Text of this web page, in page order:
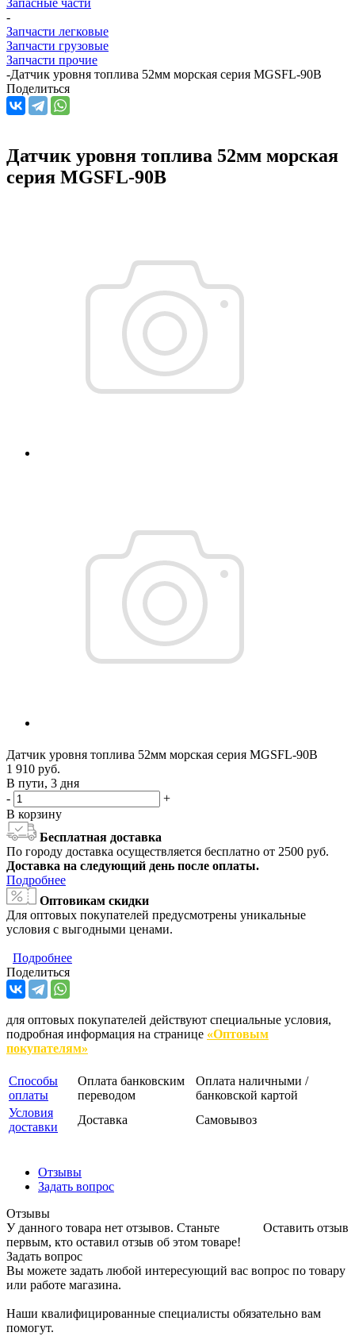
-
Запчасти легковые
Запчасти грузовые
Запчасти прочие
-Датчик уровня топлива 52мм морская серия MGSFL-90B
Поделиться
Датчик уровня топлива 52мм морская
серия MGSFL-90B
Датчик уровня топлива 52мм морская серия MGSFL-90B
1 910 руб.
В пути, 3 дня
-
+
В корзину
Бесплатная доставка
По городу доставка осуществляется бесплатно от 2500 руб.
Доставка на следующий день после оплаты.
Подробнее
Оптовикам скидки
Для оптовых покупателей предусмотрены уникальные
условия с выгодными ценами.
Подробнее
Поделиться
для оптовых покупателей действуют специальные условия,
подробная информация на странице «Оптовым
покупателям»
Способы
оплаты
Оплата банковским
переводом
Оплата наличными /
банковской картой
Условия
доставки
Доставка Самовывоз
Отзывы
Задать вопрос
Отзывы
Оставить отзыв
У данного товара нет отзывов. Станьте
первым, кто оставил отзыв об этом товаре!
Задать вопрос
Вы можете задать любой интересующий вас вопрос по товару
или работе магазина.
Наши квалифицированные специалисты обязательно вам
помогут.